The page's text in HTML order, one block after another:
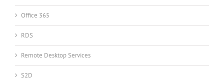
Office 365
RDS
Remote Desktop Services
S2D